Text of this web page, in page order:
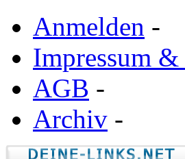
Anmelden -
Impressum
AGB -
Archiv -